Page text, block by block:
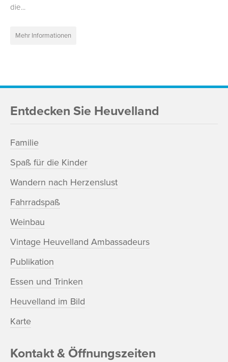
die...
Mehr Informationen
Entdecken Sie Heuvelland
Familie
Spaß für die Kinder
Wandern nach Herzenslust
Fahrradspaß
Weinbau
Vintage Heuvelland Ambassadeurs
Publikation
Essen und Trinken
Heuvelland im Bild
Karte
Kontakt & Öffnungszeiten